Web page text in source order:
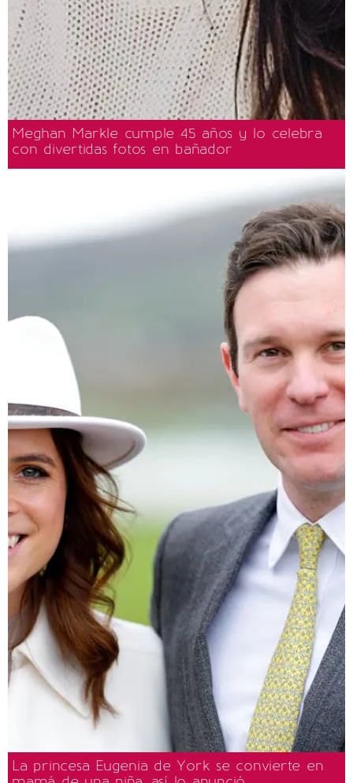
Meghan Markle cumple 45 años y lo celebra
con divertidas fotos en bañador
La princesa Eugenia de York se convierte en